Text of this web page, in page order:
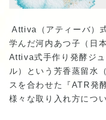
Attiva（アティーバ）
学んだ河内あつ子（日
Attiva式手作り発酵ジ
ル）という芳香蒸留水
スを合わせた『ATR発
様々な取り入れ方につ